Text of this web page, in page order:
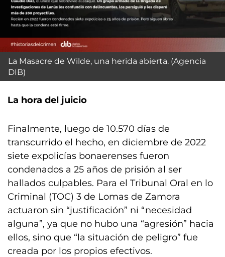
La Masacre de Wilde, una herida abierta. (Agencia
DIB)
La hora del juicio
Finalmente, luego de 10.570 días de
transcurrido el hecho, en diciembre de 2022
siete expolicías bonaerenses fueron
condenados a 25 años de prisión al ser
hallados culpables. Para el Tribunal Oral en lo
Criminal (TOC) 3 de Lomas de Zamora
actuaron sin “justificación” ni “necesidad
alguna”, ya que no hubo una “agresión” hacia
ellos, sino que “la situación de peligro” fue
creada por los propios efectivos.